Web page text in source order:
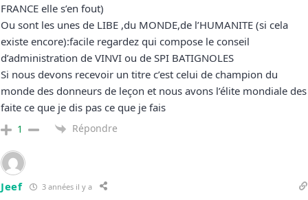
FRANCE elle s’en fout)
Ou sont les unes de LIBE ,du MONDE,de l’HUMANITE (si cela
existe encore):facile regardez qui compose le conseil
d’administration de VINVI ou de SPI BATIGNOLES
Si nous devons recevoir un titre c’est celui de champion du
monde des donneurs de leçon et nous avons l’élite mondiale des
faite ce que je dis pas ce que je fais
1 Répondre
Jeef 3 années il y a